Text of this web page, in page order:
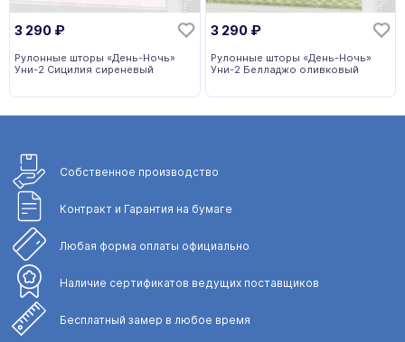
3 290 ₽
Рулонные шторы «День-Ночь»
Уни-2 Сицилия сиреневый
3 290 ₽
Рулонные шторы «День-Ночь»
Уни-2 Белладжо оливковый
Собственное производство
Контракт и Гарантия на бумаге
Любая форма оплаты официально
Наличие сертификатов ведущих поставщиков
Бесплатный замер в любое время